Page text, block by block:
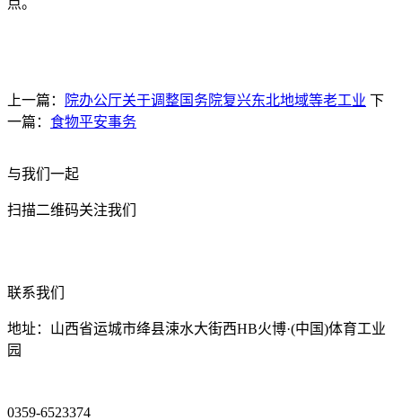
点。
上一篇： 院办公厅关于调整国务院复兴东北地域等老工业 下
一篇： 食物平安事务
与我们一起
扫描二维码关注我们
联系我们
地址：山西省运城市绛县涑水大街西HB火博·(中国)体育工业
园
0359-6523374